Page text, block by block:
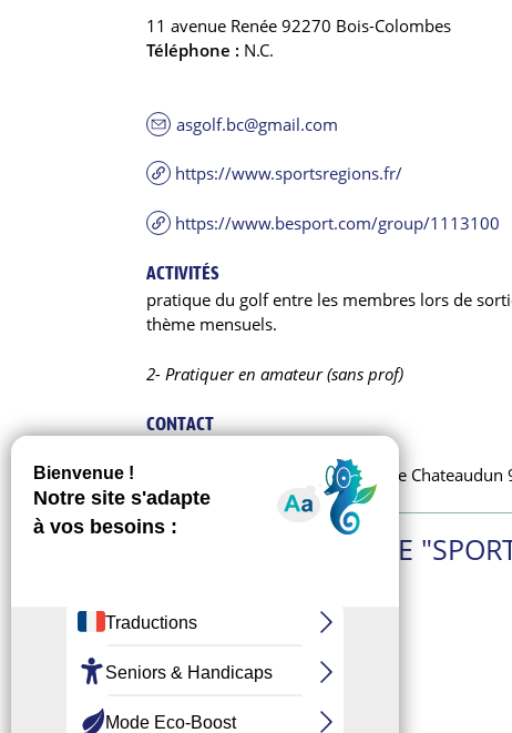
11 avenue Renée 92270 Bois-Colombes
Téléphone : N.C.
asgolf.bc@gmail.com
https://www.sportsregions.fr/
https://www.besport.com/group/1113100
ACTIVITÉS
pratique du golf entre les membres lors de
thème mensuels.
2- Pratiquer en amateur (sans prof)
CONTACT
Adresse administrative :8 rue de Chateaudun
DANS LA CATÉGORIE
Agrès de la promenade verte
Agrès du parc Pompidou
Billard